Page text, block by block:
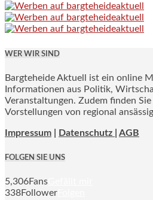
WER WIR SIND
Bargteheide Aktuell ist ein online
Informationen aus Politik,
Veranstaltungen. Zudem finden
Vorstellungen von regional
Impressum Datenschutz | AGB
FOLGEN SIE UNS
5,306Fans
338Follower